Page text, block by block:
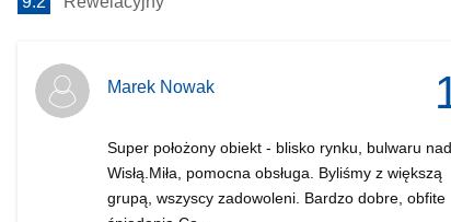
Marek Nowak
Super położony obiekt - blisko rynku, bulwaru nad
Wisłą.Miła, pomocna obsługa. Byliśmy z większą
grupą, wszyscy zadowoleni. Bardzo dobre, obfite